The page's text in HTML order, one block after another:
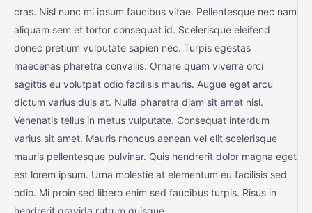
cras. Nisl nunc mi ipsum faucibus vitae. Pellentesque nec nam
aliquam sem et tortor consequat id. Scelerisque eleifend
donec pretium vulputate sapien nec. Turpis egestas
maecenas pharetra convallis. Ornare quam viverra orci
sagittis eu volutpat odio facilisis mauris. Augue eget arcu
dictum varius duis at. Nulla pharetra diam sit amet nisl.
Venenatis tellus in metus vulputate. Consequat interdum
varius sit amet. Mauris rhoncus aenean vel elit scelerisque
mauris pellentesque pulvinar. Quis hendrerit dolor magna eget
est lorem ipsum. Urna molestie at elementum eu facilisis sed
odio. Mi proin sed libero enim sed faucibus turpis. Risus in
hendrerit gravida rutrum quisque.